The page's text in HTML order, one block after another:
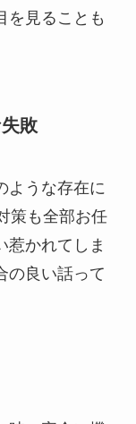
を見ることも
敗
ような存在に
策も全部お任
惹かれてしま
の良い話って